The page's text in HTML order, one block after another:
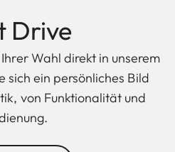
Drive
Wahl direkt in unserem
sich ein persönliches Bild
von Funktionalität und